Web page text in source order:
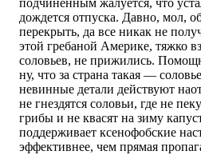
подчиненным жалуется, что
дождется отпуска. Давно, мол,
перекрыть, да все никак не
этой гребаной Америке, тяжко
соловьев, не прижились.
ну, что за страна такая —
невинные детали действуют
не гнездятся соловьи, где не
грибы и не квасят на зиму
поддерживает ксенофобские
эффективнее, чем прямая